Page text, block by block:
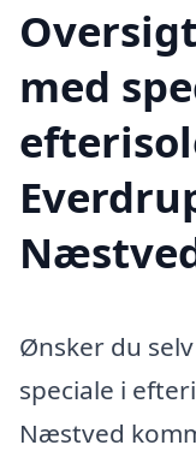
med
Ønsker du
speciale i
Næstved